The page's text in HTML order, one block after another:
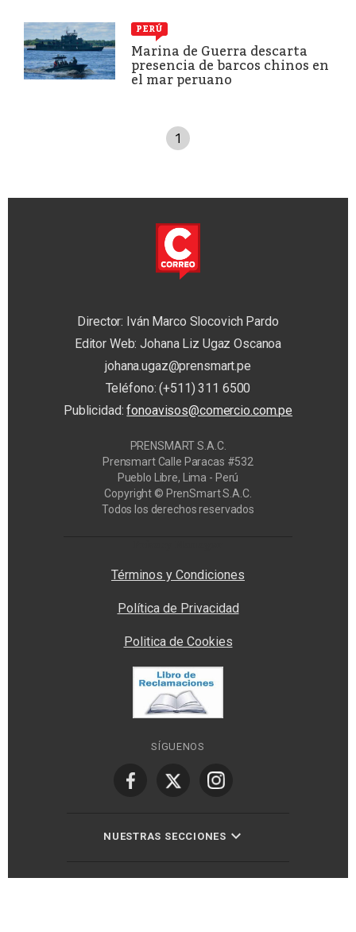
PERÚ
Marina de Guerra descarta
presencia de barcos chinos en
el mar peruano
1
Director: Iván Marco Slocovich Pardo
Editor Web: Johana Liz Ugaz Oscanoa
johana.ugaz@prensmart.pe
Teléfono: (+511) 311 6500
Publicidad:fonoavisos@comercio.com.pe
PRENSMART S.A.C.
Prensmart Calle Paracas #532
Pueblo Libre, Lima - Perú
Copyright © PrenSmart S.A.C.
Todos los derechos reservados
Términos y Condiciones
Política de Privacidad
Politica de Cookies
SÍGUENOS
NUESTRAS SECCIONES